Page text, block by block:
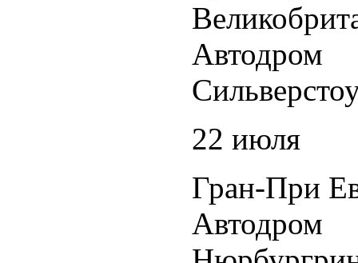
Автодром
22 июля
Гран-При
Автодром